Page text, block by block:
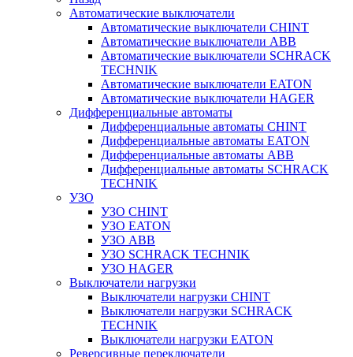
Автоматические выключатели
Автоматические выключатели CHINT
Автоматические выключатели ABB
Автоматические выключатели SCHRACK
TECHNIK
Автоматические выключатели EATON
Автоматические выключатели HAGER
Дифференциальные автоматы
Дифференциальные автоматы CHINT
Дифференциальные автоматы EATON
Дифференциальные автоматы ABB
Дифференциальные автоматы SCHRACK
TECHNIK
УЗО
УЗО CHINT
УЗО EATON
УЗО ABB
УЗО SCHRACK TECHNIK
УЗО HAGER
Выключатели нагрузки
Выключатели нагрузки CHINT
Выключатели нагрузки SCHRACK
TECHNIK
Выключатели нагрузки EATON
Реверсивные переключатели